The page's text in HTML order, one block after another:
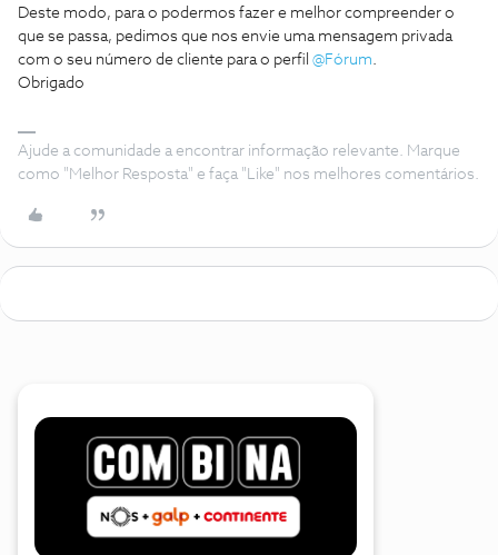
Deste modo, para o podermos fazer e melhor compreender o
que se passa, pedimos que nos envie uma mensagem privada
com o seu número de cliente para o perfil @Fórum.
Obrigado
Ajude a comunidade a encontrar informação relevante. Marque
como "Melhor Resposta" e faça "Like" nos melhores comentários.